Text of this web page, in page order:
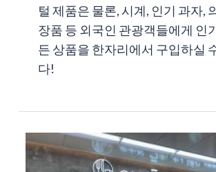
털 제품은 물론, 시계, 인기 과자,
장품 등 외국인 관광객들에게 인
든 상품을 한자리에서 구입하실
다!